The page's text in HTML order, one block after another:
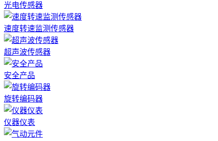
光电传感器
速度转速监测传感器
超声波传感器
安全产品
旋转编码器
仪器仪表